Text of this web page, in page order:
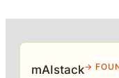
mAIstack→